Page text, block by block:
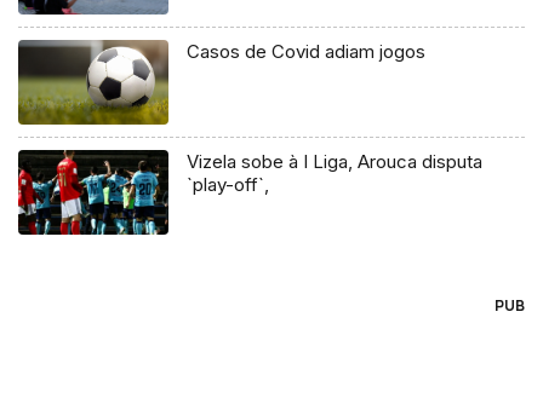
Casos de Covid adiam jogos
Vizela sobe à I Liga, Arouca disputa
`play-off`,
PUB